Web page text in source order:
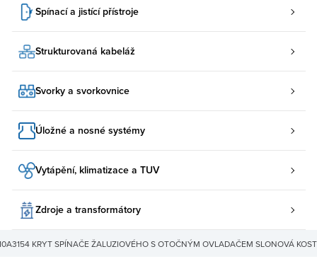
Spínací a jistící přístroje
Strukturovaná kabeláž
Svorky a svorkovnice
Úložné a nosné systémy
Vytápění, klimatizace a TUV
Zdroje a transformátory
KRYT SPÍNAČE ŽALUZIOVÉHO S OTOČNÝM OVLADAČEM SLONOVÁ KOST